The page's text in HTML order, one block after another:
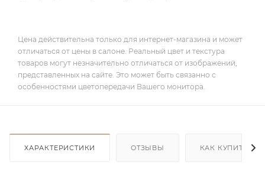
Цена действительна только для интернет-магазина и может
отличаться от цены в салоне. Реальный цвет и текстура
товаров могут незначительно отличаться от изображений,
представленных на сайте. Это может быть связанно с
особенностями цветопередачи Вашего монитора.
ХАРАКТЕРИСТИКИ ОТЗЫВЫ КАК КУПИТЬ